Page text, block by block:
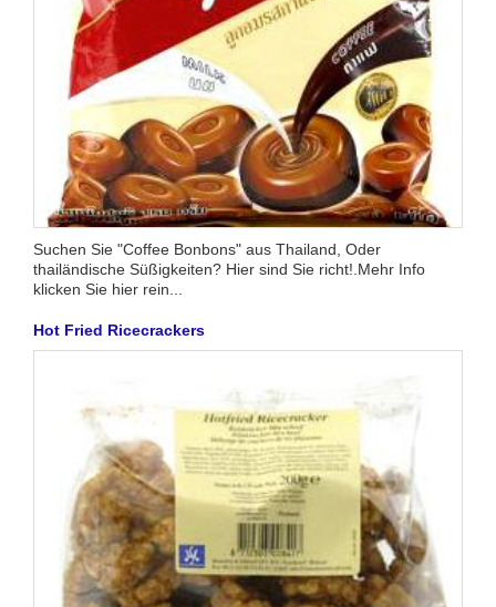
Suchen Sie "Coffee Bonbons" aus Thailand, Oder
thailändische Süßigkeiten? Hier sind Sie richt!.Mehr Info
klicken Sie hier rein...
Hot Fried Ricecrackers